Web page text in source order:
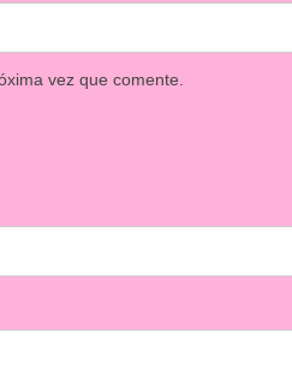
vez que comente.